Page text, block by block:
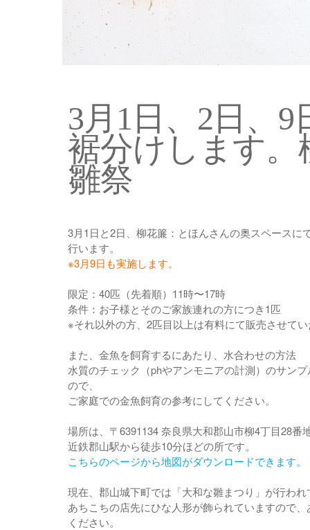
3月1日、2日、9
裾分けします。
雛祭
3月1日と2日、柳花簾：とほんさんの奥スペースに
行います。
※3月9日も実施します。
限定：40匹（先着順）11時〜17時
条件：お子様とそのご家族連れの方につき1匹
※それ以外の方、2匹目以上は有料にて販売させて
また、金魚を飼育するにあたり、水合わせの方法
水質のチェック（phやアンモニアの計測）のサン
ので、
ご家庭での金魚飼育の参考にしてください。
場所は、〒6391134 奈良県大和郡山市柳4丁目28番
近鉄郡山駅から徒歩10分ほどの所です。
こちらのページから地図がダウンロードできます。
現在、郡山城下町では「大和な雛まつり」が行わ
あちこちの店先にひな人形が飾られていますので
ください。